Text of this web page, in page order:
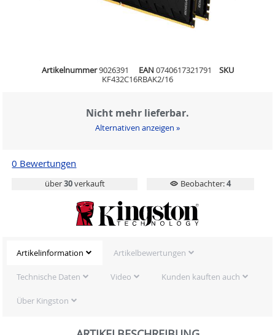
Artikelnummer9026391 EAN 0740617321791
SKU
KF432C16RBAK2/16
Nicht mehr lieferbar.
Alternativen anzeigen »
0 Bewertungen
über30verkauft Beobachter:4
Artikelinformation Artikelbewertungen
Technische Daten Video Kunden kauften auch
Über Kingston